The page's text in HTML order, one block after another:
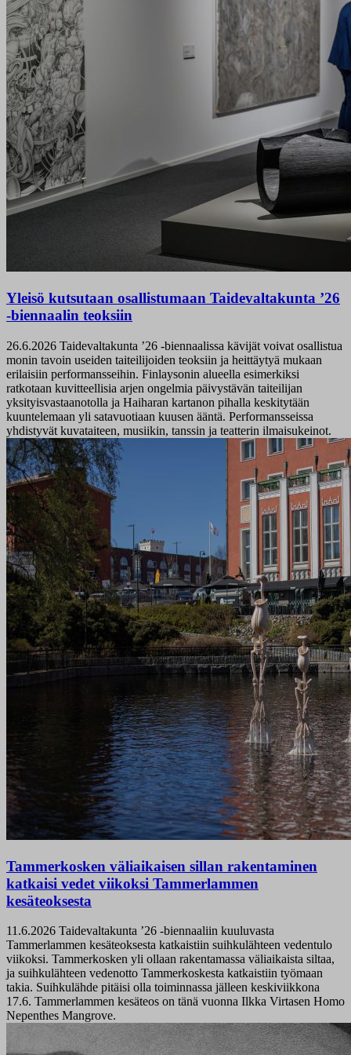
Yleisö kutsutaan osallistumaan Taidevaltakunta ’26
-biennaalin teoksiin
26.6.2026 Taidevaltakunta ’26 -biennaalissa kävijät voivat osallistua
monin tavoin useiden taiteilijoiden teoksiin ja heittäytyä mukaan
erilaisiin performansseihin. Finlaysonin alueella esimerkiksi
ratkotaan kuvitteellisia arjen ongelmia päivystävän taiteilijan
yksityisvastaanotolla ja Haiharan kartanon pihalla keskitytään
kuuntelemaan yli satavuotiaan kuusen ääntä. Performansseissa
yhdistyvät kuvataiteen, musiikin, tanssin ja teatterin ilmaisukeinot.
Tammerkosken väliaikaisen sillan rakentaminen
katkaisi vedet viikoksi Tammerlammen
kesäteoksesta
11.6.2026 Taidevaltakunta ’26 -biennaaliin kuuluvasta
Tammerlammen kesäteoksesta katkaistiin suihkulähteen vedentulo
viikoksi. Tammerkosken yli ollaan rakentamassa väliaikaista siltaa,
ja suihkulähteen vedenotto Tammerkoskesta katkaistiin työmaan
takia. Suihkulähde pitäisi olla toiminnassa jälleen keskiviikkona
17.6. Tammerlammen kesäteos on tänä vuonna Ilkka Virtasen Homo
Nepenthes Mangrove.